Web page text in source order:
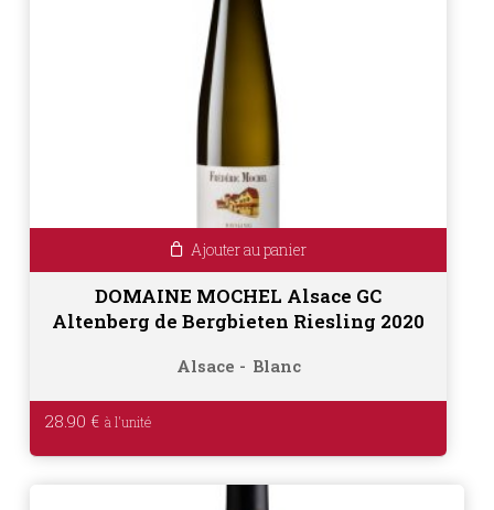
Ajouter au panier
DOMAINE MOCHEL Alsace GC
Altenberg de Bergbieten Riesling 2020
Alsace Blanc
28.90 €